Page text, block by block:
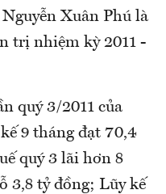
Xuân Phú là
trị nhiệm kỳ 2011 -
quý 3/2011 của
9 tháng đạt 70,4
quý 3 lãi hơn 8
3,8 tỷ đồng; Lũy kế